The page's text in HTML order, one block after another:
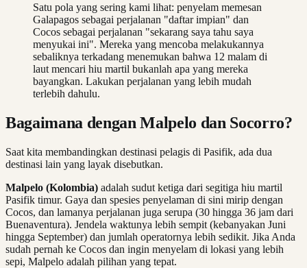
Satu pola yang sering kami lihat: penyelam memesan
Galapagos sebagai perjalanan "daftar impian" dan
Cocos sebagai perjalanan "sekarang saya tahu saya
menyukai ini". Mereka yang mencoba melakukannya
sebaliknya terkadang menemukan bahwa 12 malam di
laut mencari hiu martil bukanlah apa yang mereka
bayangkan. Lakukan perjalanan yang lebih mudah
terlebih dahulu.
Bagaimana dengan Malpelo dan Socorro?
Saat kita membandingkan destinasi pelagis di Pasifik, ada dua
destinasi lain yang layak disebutkan.
Malpelo (Kolombia) adalah sudut ketiga dari segitiga hiu martil
Pasifik timur. Gaya dan spesies penyelaman di sini mirip dengan
Cocos, dan lamanya perjalanan juga serupa (30 hingga 36 jam dari
Buenaventura). Jendela waktunya lebih sempit (kebanyakan Juni
hingga September) dan jumlah operatornya lebih sedikit. Jika Anda
sudah pernah ke Cocos dan ingin menyelam di lokasi yang lebih
sepi, Malpelo adalah pilihan yang tepat.